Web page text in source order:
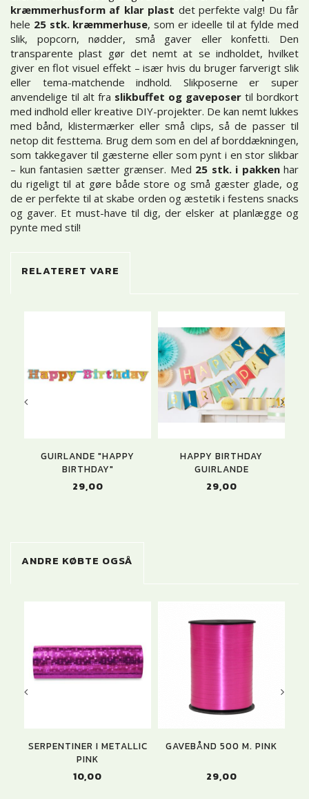
kræmmerhusform af klar plast det perfekte valg! Du får
hele 25 stk. kræmmerhuse, som er ideelle til at fylde med
slik, popcorn, nødder, små gaver eller konfetti. Den
transparente plast gør det nemt at se indholdet, hvilket
giver en flot visuel effekt – især hvis du bruger farverigt slik
eller tema-matchende indhold. Slikposerne er super
anvendelige til alt fra slikbuffet og gaveposer til bordkort
med indhold eller kreative DIY-projekter. De kan nemt lukkes
med bånd, klistermærker eller små clips, så de passer til
netop dit festtema. Brug dem som en del af borddækningen,
som takkegaver til gæsterne eller som pynt i en stor slikbar
– kun fantasien sætter grænser. Med 25 stk. i pakkenhar
du rigeligt til at gøre både store og små gæster glade, og
de er perfekte til at skabe orden og æstetik i festens snacks
og gaver. Et must-have til dig, der elsker at planlægge og
pynte med stil!
RELATERET VARE
GUIRLANDE "HAPPY
BIRTHDAY"
29,00
HAPPY BIRTHDAY
GUIRLANDE
29,00
ANDRE KØBTE OGSÅ
SERPENTINER I METALLIC
PINK
10,00
GAVEBÅND 500 M. PINK
29,00